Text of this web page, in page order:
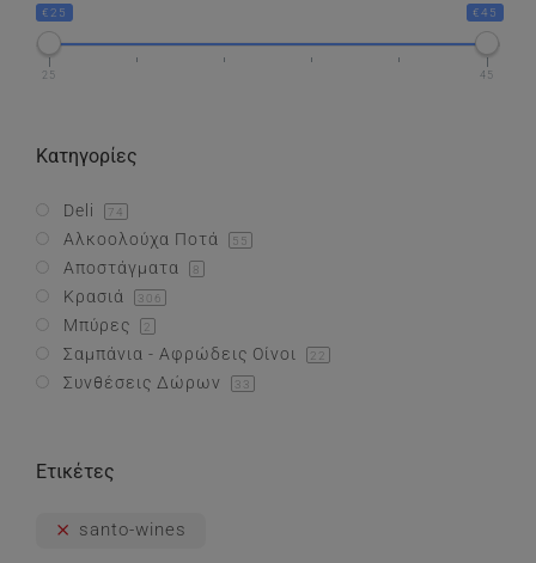
Συνθέσεις Δώρων
€25 €45
25 45
Κατηγορίες
Deli 74
Αλκοολούχα Ποτά 55
Αποστάγματα 8
Κρασιά 306
Μπύρες 2
Σαμπάνια - Αφρώδεις Οίνοι 22
Συνθέσεις Δώρων 33
Ετικέτες
santo-wines